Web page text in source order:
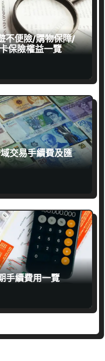
不便險/購物保障/
門信用卡保險權益一覽
交易手續費及匯
手續費用一覽